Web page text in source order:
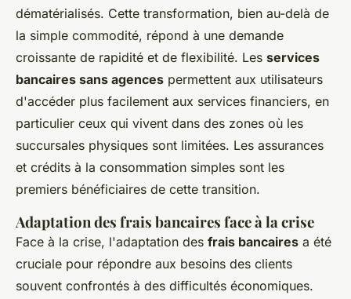
dématérialisés. Cette transformation, bien au-delà de
la simple commodité, répond à une demande
croissante de rapidité et de flexibilité. Les services
bancaires sans agences permettent aux utilisateurs
d'accéder plus facilement aux services financiers, en
particulier ceux qui vivent dans des zones où les
succursales physiques sont limitées. Les assurances
et crédits à la consommation simples sont les
premiers bénéficiaires de cette transition.
Adaptation des frais bancaires face à la crise
Face à la crise, l'adaptation des frais bancaires a été
cruciale pour répondre aux besoins des clients
souvent confrontés à des difficultés économiques.